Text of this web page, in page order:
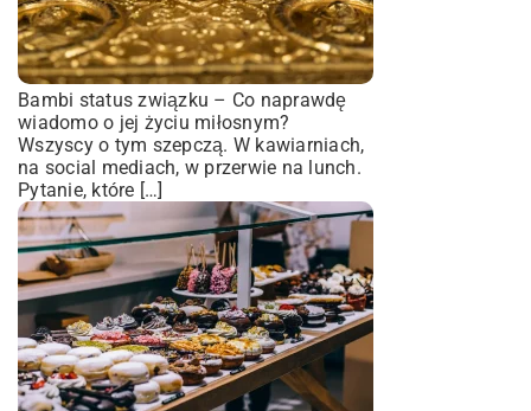
Bambi status związku – Co naprawdę
wiadomo o jej życiu miłosnym?
Wszyscy o tym szepczą. W kawiarniach,
na social mediach, w przerwie na lunch.
Pytanie, które […]